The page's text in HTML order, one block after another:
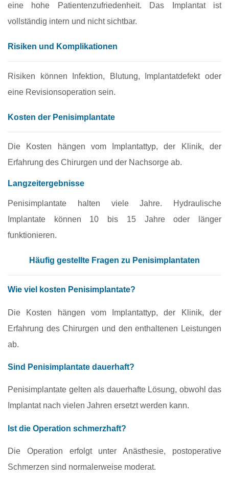
eine hohe Patientenzufriedenheit. Das Implantat ist
vollständig intern und nicht sichtbar.
Risiken und Komplikationen
Risiken können Infektion, Blutung, Implantatdefekt oder
eine Revisionsoperation sein.
Kosten der Penisimplantate
Die Kosten hängen vom Implantattyp, der Klinik, der
Erfahrung des Chirurgen und der Nachsorge ab.
Langzeitergebnisse
Penisimplantate halten viele Jahre. Hydraulische
Implantate können 10 bis 15 Jahre oder länger
funktionieren.
Häufig gestellte Fragen zu Penisimplantaten
Wie viel kosten Penisimplantate?
Die Kosten hängen vom Implantattyp, der Klinik, der
Erfahrung des Chirurgen und den enthaltenen Leistungen
ab.
Sind Penisimplantate dauerhaft?
Penisimplantate gelten als dauerhafte Lösung, obwohl das
Implantat nach vielen Jahren ersetzt werden kann.
Ist die Operation schmerzhaft?
Die Operation erfolgt unter Anästhesie, postoperative
Schmerzen sind normalerweise moderat.